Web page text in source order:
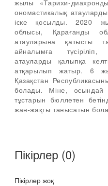
жылы «Тарихи-
ономастикалық
іске қосылды. 2020
облысы, Қарағанды
атауларына қатысты
айналымға
атауларды қалыпқа
атқарылып жатыр. 6
Қазақстан
болады. Міне, осындай
тұстарын бюллетен
жан-жақты танысатын
Пікірлер (0)
Пікірлер жоқ